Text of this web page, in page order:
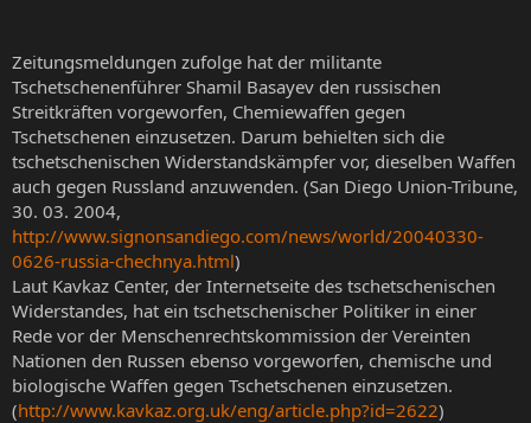
Zeitungsmeldungen zufolge hat der militante
Tschetschenenführer Shamil Basayev den russischen
Streitkräften vorgeworfen, Chemiewaffen gegen
Tschetschenen einzusetzen. Darum behielten sich die
tschetschenischen Widerstandskämpfer vor, dieselben Waffen
auch gegen Russland anzuwenden. (San Diego Union-Tribune,
30. 03. 2004,
http://www.signonsandiego.com/news/world/20040330-
0626-russia-chechnya.html)
Laut Kavkaz Center, der Internetseite des tschetschenischen
Widerstandes, hat ein tschetschenischer Politiker in einer
Rede vor der Menschenrechtskommission der Vereinten
Nationen den Russen ebenso vorgeworfen, chemische und
biologische Waffen gegen Tschetschenen einzusetzen.
(http://www.kavkaz.org.uk/eng/article.php?id=2622)